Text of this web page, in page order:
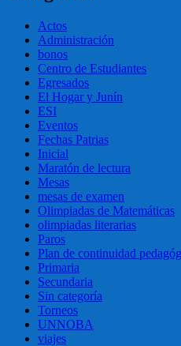
Actos
Administración
bonos
Centro de Estudiantes
Egresados
El Hogar y Junín
ESI
Eventos
Fechas Patrias
Inicial
Maratón de lectura
Mesas
mesas de examen
Olimpiadas de Matemáticas
olimpiadas literarias
Paros
Plan de continuidad
Primaria
Secundaria
Sin categoría
Torneos
UNNOBA
viajes